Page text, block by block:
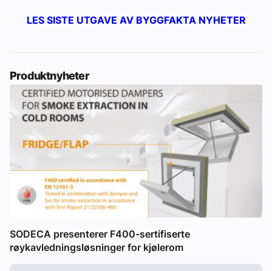
LES SISTE UTGAVE AV BYGGFAKTA NYHETER
Produktnyheter
SODECA presenterer F400-sertifiserte
røykavledningsløsninger for kjølerom